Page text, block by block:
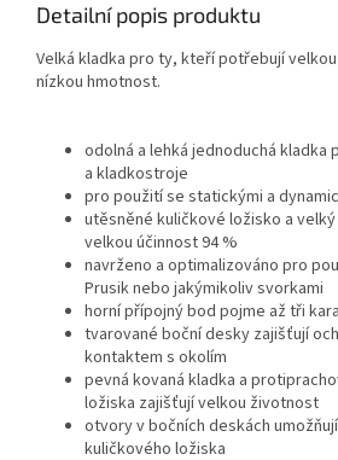
Detailní popis produktu
Velká kladka pro ty, kteří potřebují
nízkou hmotnost.
odolná a lehká jednoduchá
a kladkostroje
pro použití se statickými a
utěsněné kuličkové ložisko a
velkou účinnost 94 %
navrženo a optimalizováno pro
Prusik nebo jakýmikoliv svorkami
horní přípojný bod pojme až tři
tvarované boční desky zajišťují
kontaktem s okolím
pevná kovaná kladka a
ložiska zajišťují velkou životnost
otvory v bočních deskách
kuličkového ložiska